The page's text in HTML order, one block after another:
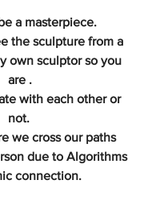
a masterpiece.
the sculpture from a
own sculptor so you
are .
with each other or
not.
we cross our paths
due to Algorithms
connection.